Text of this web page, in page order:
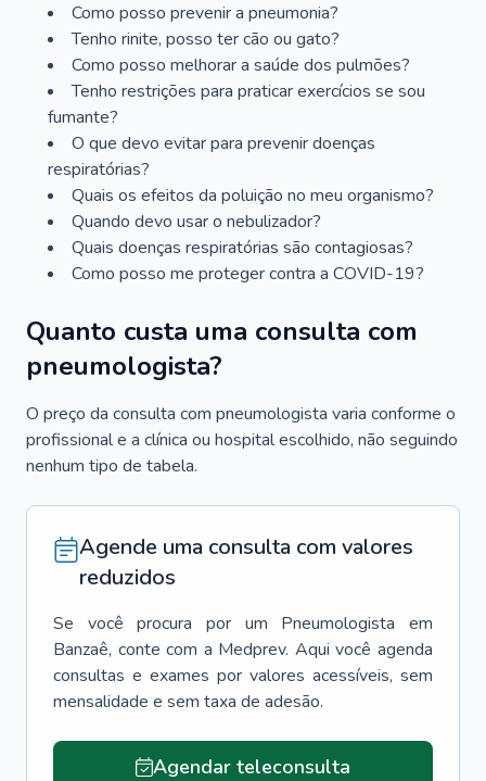
Como posso prevenir a pneumonia?
Tenho rinite, posso ter cão ou gato?
Como posso melhorar a saúde dos pulmões?
Tenho restrições para praticar exercícios se sou
fumante?
O que devo evitar para prevenir doenças
respiratórias?
Quais os efeitos da poluição no meu organismo?
Quando devo usar o nebulizador?
Quais doenças respiratórias são contagiosas?
Como posso me proteger contra a COVID-19?
Quanto custa uma consulta com
pneumologista?
O preço da consulta com pneumologista varia conforme o
profissional e a clínica ou hospital escolhido, não seguindo
nenhum tipo de tabela.
Agende uma consulta com valores
reduzidos
Se você procura por um Pneumologista
em
Banzaê, conte com a Medprev. Aqui você agenda
consultas e exames por valores acessíveis, sem
mensalidade e sem taxa de adesão.
Agendar teleconsulta